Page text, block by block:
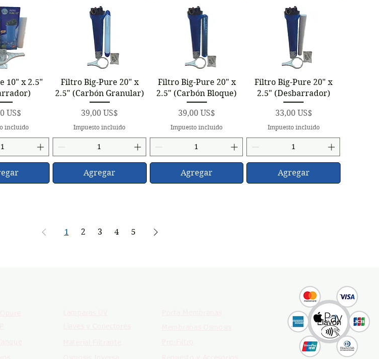
10" x 2.5"
US$
incluido
Vista rápida
Filtro Big-Pure 20" x
2.5" (Carbón Granular)
Precio
39,00 US$
Impuesto incluido
Agregar
Vista rápida
Filtro Big-Pure 20" x
2.5" (Carbón Bloque)
Precio
39,00 US$
Impuesto incluido
Agregar
Vista rápida
Filtro Big-Pure 20" x
2.5" (Desbarrador)
Precio
33,00 US$
Impuesto incluido
Agregar
1 2 3 4 5